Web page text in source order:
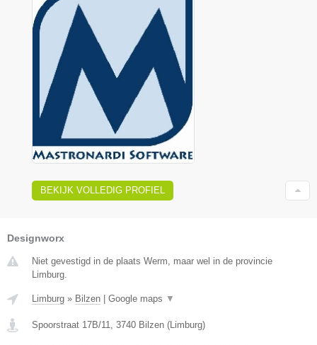
BEKIJK VOLLEDIG PROFIEL
Designworx
Niet gevestigd in de plaats Werm, maar wel in de provincie
Limburg.
Limburg » Bilzen Google maps ▼
Spoorstraat 17B/11, 3740 Bilzen (Limburg)